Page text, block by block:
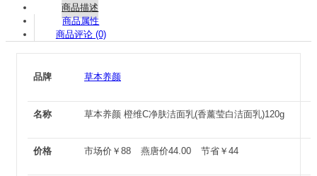
商品描述
商品属性
商品评论 (0)
品牌 草本养颜
名称 草本养颜 橙维C净肤洁面乳(香薰莹白洁面乳)120g
价格 市场价 ￥ 88 燕唐价44.00 节省 ￥ 44